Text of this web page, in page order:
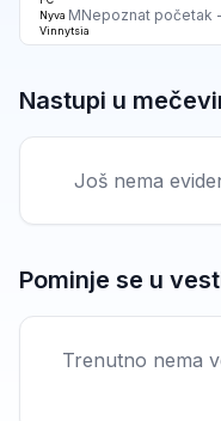
MNepoznat početak
Nastupi u
Još nema
Pominje se u
Trenutno nema